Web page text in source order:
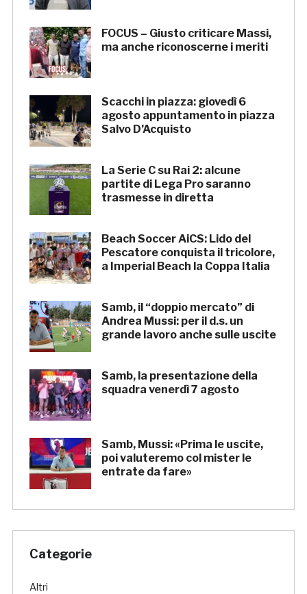
FOCUS – Giusto criticare Massi,
ma anche riconoscerne i meriti
Scacchi in piazza: giovedì 6
agosto appuntamento in piazza
Salvo D’Acquisto
La Serie C su Rai 2: alcune
partite di Lega Pro saranno
trasmesse in diretta
Beach Soccer AiCS: Lido del
Pescatore conquista il tricolore,
a Imperial Beach la Coppa Italia
Samb, il “doppio mercato” di
Andrea Mussi: per il d.s. un
grande lavoro anche sulle uscite
Samb, la presentazione della
squadra venerdì 7 agosto
Samb, Mussi: «Prima le uscite,
poi valuteremo col mister le
entrate da fare»
Categorie
Altri